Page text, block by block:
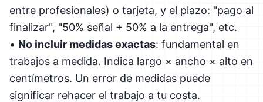
entre profesionales) o tarjeta, y el plazo: "pago al
finalizar", "50% señal + 50% a la entrega", etc.
• No incluir medidas exactas: fundamental en
trabajos a medida. Indica largo × ancho × alto en
centímetros. Un error de medidas puede
significar rehacer el trabajo a tu costa.